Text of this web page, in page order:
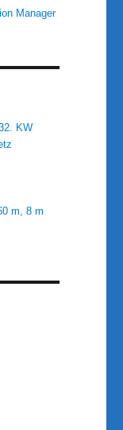
Manager
KW
m, 8 m